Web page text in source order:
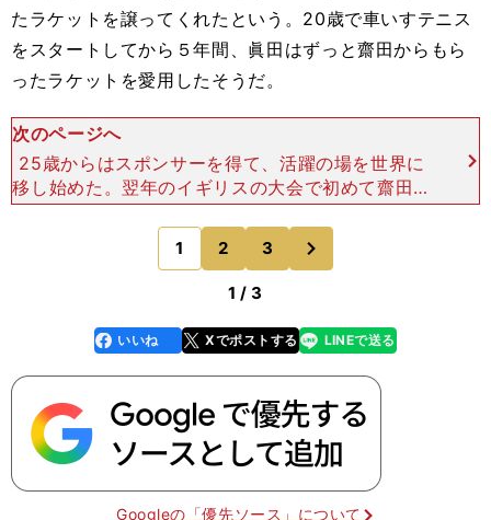
たラケットを譲ってくれたという。20歳で車いすテニス
をスタートしてから５年間、眞田はずっと齋田からもら
ったラケットを愛用したそうだ。
次のページへ
25歳からはスポンサーを得て、活躍の場を世界に
移し始めた。翌年のイギリスの大会で初めて齋田に
勝利したことは今でも忘れない。齋田は日本におけ
る車いすテニス界のパイオニアであり、2004年ア
テネパラリンピ
1 2 3
1 / 3
faceboo
k
いいね Xでポストする
line LINEで送る
Googleの「優先ソース」について